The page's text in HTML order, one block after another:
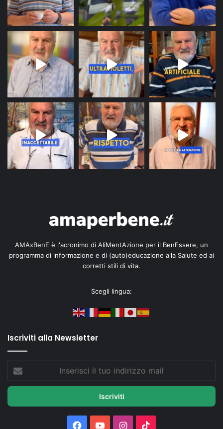
AMAxBenE è l'acronimo di AliMentAzione per il BenEssere, un
programma di informazione e di (auto)educazione alla Salute ed ai
corretti stili di vita.
Scegli lingua:
Iscriviti alla Newsletter
tuo
mail
Facebook
You Instagram